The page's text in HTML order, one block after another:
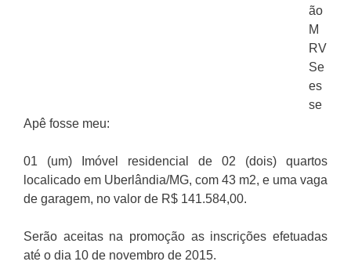
ão
M
RV
Se
es
se
Apê fosse meu:
01 (um) Imóvel residencial de 02 (dois) quartos
localicado em Uberlândia/MG, com 43 m2, e uma vaga
de garagem, no valor de R$ 141.584,00.
Serão aceitas na promoção as inscrições efetuadas
até o dia 10 de novembro de 2015.